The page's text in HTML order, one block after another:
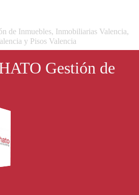
de Inmuebles, Inmobiliarias Valencia,
y Pisos Valencia
Gestión de